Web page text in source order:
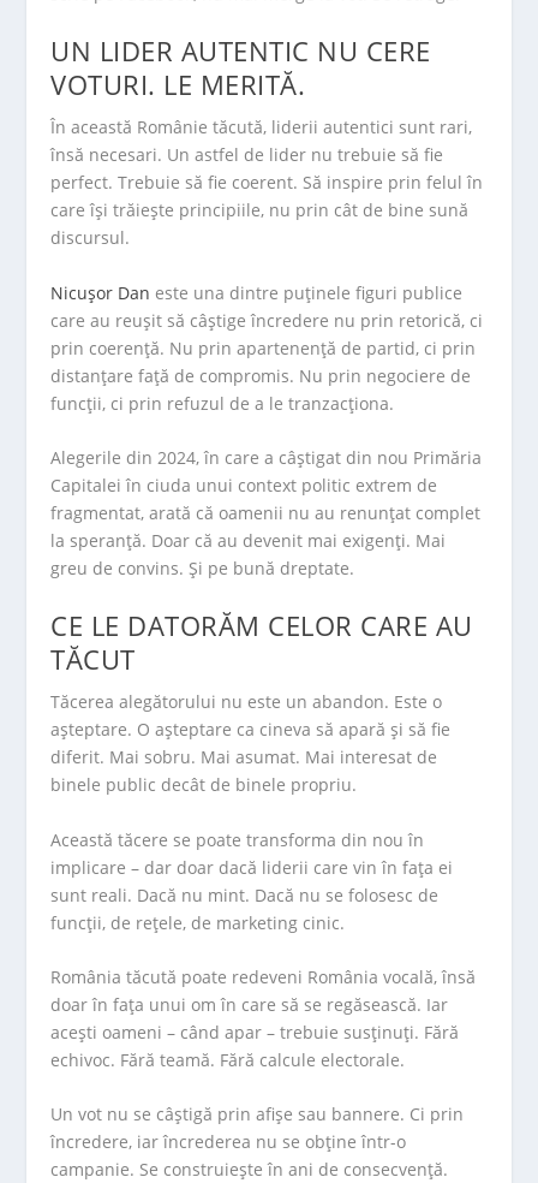
UN LIDER AUTENTIC NU CERE
VOTURI. LE MERITĂ.
În această Românie tăcută, liderii autentici sunt rari,
însă necesari. Un astfel de lider nu trebuie să fie
perfect. Trebuie să fie coerent. Să inspire prin felul în
care își trăiește principiile, nu prin cât de bine sună
discursul.
Nicușor Dan este una dintre puținele figuri publice
care au reușit să câștige încredere nu prin retorică, ci
prin coerență. Nu prin apartenență de partid, ci prin
distanțare față de compromis. Nu prin negociere de
funcții, ci prin refuzul de a le tranzacționa.
Alegerile din 2024, în care a câștigat din nou Primăria
Capitalei în ciuda unui context politic extrem de
fragmentat, arată că oamenii nu au renunțat complet
la speranță. Doar că au devenit mai exigenți. Mai
greu de convins. Și pe bună dreptate.
CE LE DATORĂM CELOR CARE AU
TĂCUT
Tăcerea alegătorului nu este un abandon. Este o
așteptare. O așteptare ca cineva să apară și să fie
diferit. Mai sobru. Mai asumat. Mai interesat de
binele public decât de binele propriu.
Această tăcere se poate transforma din nou în
implicare – dar doar dacă liderii care vin în fața ei
sunt reali. Dacă nu mint. Dacă nu se folosesc de
funcții, de rețele, de marketing cinic.
România tăcută poate redeveni România vocală, însă
doar în fața unui om în care să se regăsească. Iar
acești oameni – când apar – trebuie susținuți. Fără
echivoc. Fără teamă. Fără calcule electorale.
Un vot nu se câștigă prin afișe sau bannere. Ci prin
încredere, iar încrederea nu se obține într-o
campanie. Se construiește în ani de consecvență.